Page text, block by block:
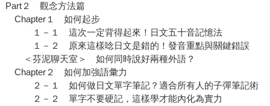
Part２ 觀念方法篇
Chapter１ 如何起步
１－１ 這次一定背得起來！日文五十音記憶法
１－２ 原來這樣唸日文是錯的！發音重點與關鍵錯誤
＜芬泥聊天室＞ 如何同時說好兩種外語？
Chapter２ 如何加強語彙力
２－１ 如何做日文單字筆記？適合所有人的子彈筆記術
２－２ 單字不要硬記，這樣學才能內化為實力